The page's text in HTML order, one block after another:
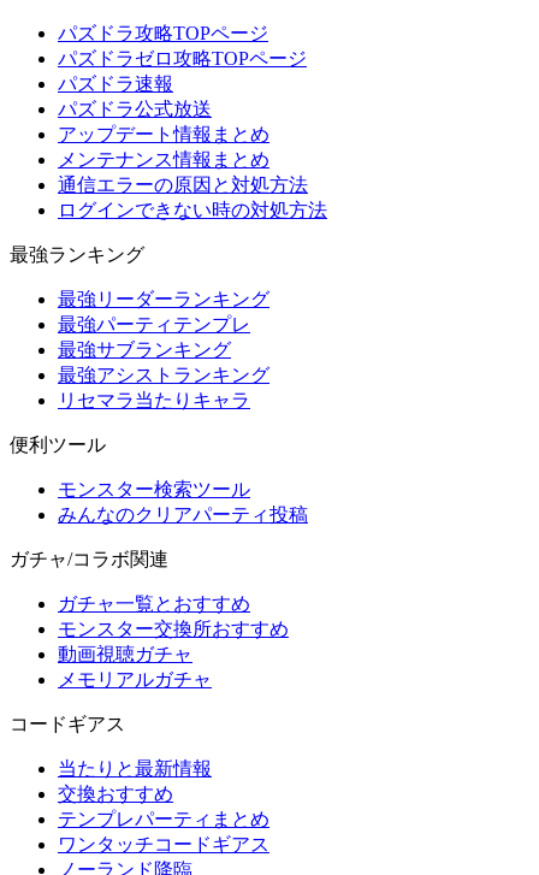
パズドラ攻略TOPページ
パズドラゼロ攻略TOPページ
パズドラ速報
パズドラ公式放送
アップデート情報まとめ
メンテナンス情報まとめ
通信エラーの原因と対処方法
ログインできない時の対処方法
最強ランキング
最強リーダーランキング
最強パーティテンプレ
最強サブランキング
最強アシストランキング
リセマラ当たりキャラ
便利ツール
モンスター検索ツール
みんなのクリアパーティ投稿
ガチャ/コラボ関連
ガチャ一覧とおすすめ
モンスター交換所おすすめ
動画視聴ガチャ
メモリアルガチャ
コードギアス
当たりと最新情報
交換おすすめ
テンプレパーティまとめ
ワンタッチコードギアス
ノーランド降臨